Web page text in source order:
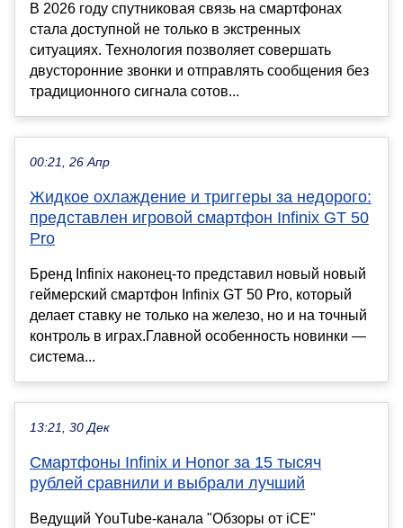
В 2026 году спутниковая связь на смартфонах
стала доступной не только в экстренных
ситуациях. Технология позволяет совершать
двусторонние звонки и отправлять сообщения без
традиционного сигнала сотов...
00:21, 26 Апр
Жидкое охлаждение и триггеры за недорого:
представлен игровой смартфон Infinix GT 50
Pro
Бренд Infinix наконец-то представил новый новый
геймерский смартфон Infinix GT 50 Pro, который
делает ставку не только на железо, но и на точный
контроль в играх.Главной особенность новинки —
система...
13:21, 30 Дек
Смартфоны Infinix и Honor за 15 тысяч
рублей сравнили и выбрали лучший
Ведущий YouTube-канала "Обзоры от iCE"